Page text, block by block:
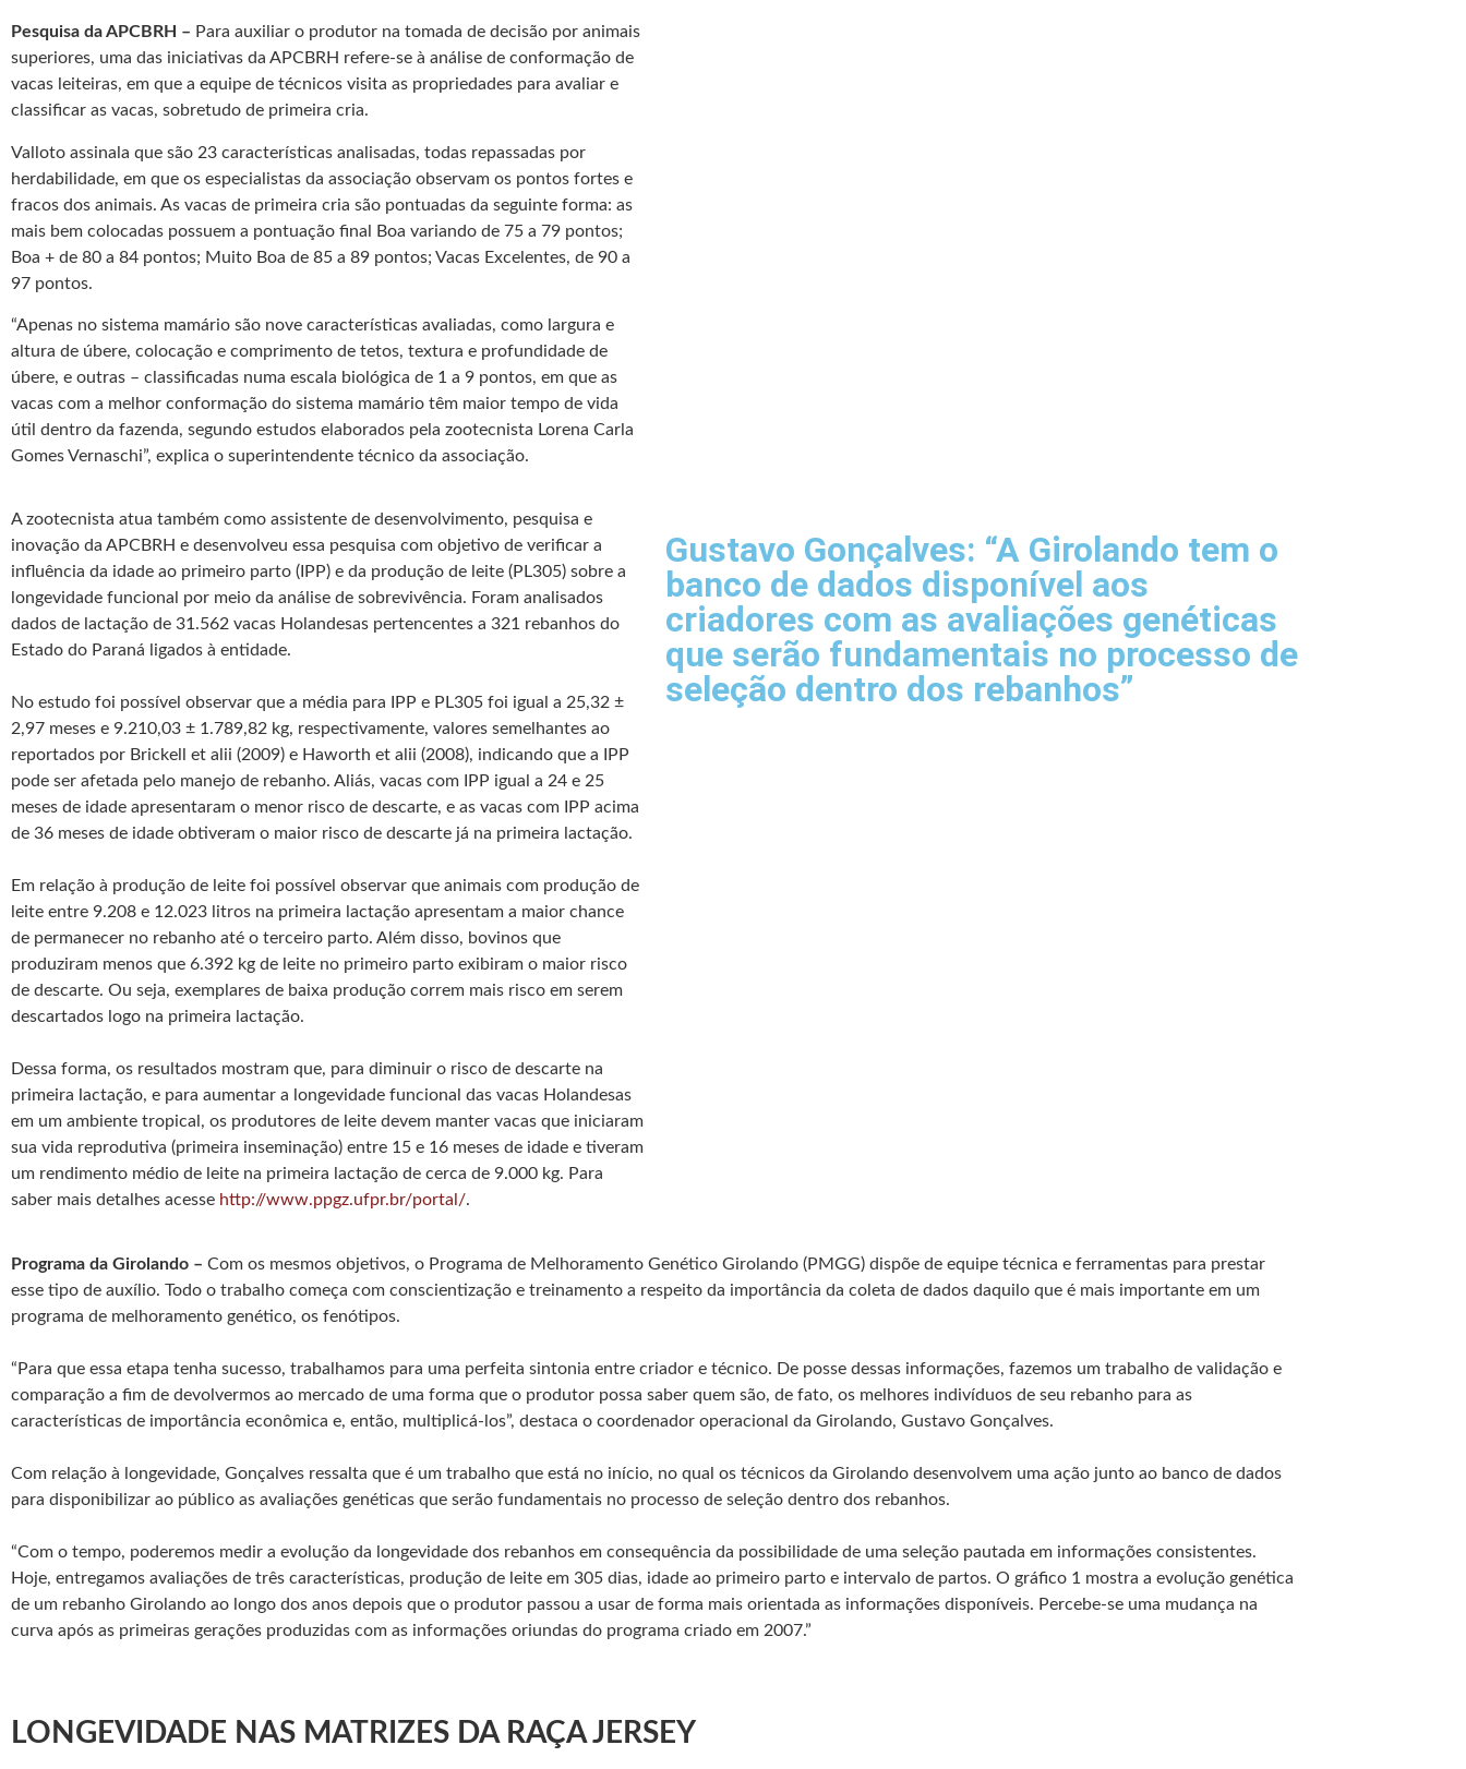
Pesquisa da APCBRH – Para auxiliar o produtor na tomada de decisão por animais
superiores, uma das iniciativas da APCBRH refere-se à análise de conformação de
vacas leiteiras, em que a equipe de técnicos visita as propriedades para avaliar e
classificar as vacas, sobretudo de primeira cria.
Valloto assinala que são 23 características analisadas, todas repassadas por
herdabilidade, em que os especialistas da associação observam os pontos fortes e
fracos dos animais. As vacas de primeira cria são pontuadas da seguinte forma: as
mais bem colocadas possuem a pontuação final Boa variando de 75 a 79 pontos;
Boa + de 80 a 84 pontos; Muito Boa de 85 a 89 pontos; Vacas Excelentes, de 90 a
97 pontos.
“Apenas no sistema mamário são nove características avaliadas, como largura e
altura de úbere, colocação e comprimento de tetos, textura e profundidade de
úbere, e outras – classificadas numa escala biológica de 1 a 9 pontos, em que as
vacas com a melhor conformação do sistema mamário têm maior tempo de vida
útil dentro da fazenda, segundo estudos elaborados pela zootecnista Lorena Carla
Gomes Vernaschi”, explica o superintendente técnico da associação.
A zootecnista atua também como assistente de desenvolvimento, pesquisa e
inovação da APCBRH e desenvolveu essa pesquisa com objetivo de verificar a
influência da idade ao primeiro parto (IPP) e da produção de leite (PL305) sobre a
longevidade funcional por meio da análise de sobrevivência. Foram analisados
dados de lactação de 31.562 vacas Holandesas pertencentes a 321 rebanhos do
Estado do Paraná ligados à entidade.
No estudo foi possível observar que a média para IPP e PL305 foi igual a 25,32 ±
2,97 meses e 9.210,03 ± 1.789,82 kg, respectivamente, valores semelhantes ao
reportados por Brickell et alii (2009) e Haworth et alii (2008), indicando que a IPP
pode ser afetada pelo manejo de rebanho. Aliás, vacas com IPP igual a 24 e 25
meses de idade apresentaram o menor risco de descarte, e as vacas com IPP acima
de 36 meses de idade obtiveram o maior risco de descarte já na primeira lactação.
Em relação à produção de leite foi possível observar que animais com produção de
leite entre 9.208 e 12.023 litros na primeira lactação apresentam a maior chance
de permanecer no rebanho até o terceiro parto. Além disso, bovinos que
produziram menos que 6.392 kg de leite no primeiro parto exibiram o maior risco
de descarte. Ou seja, exemplares de baixa produção correm mais risco em serem
descartados logo na primeira lactação.
Dessa forma, os resultados mostram que, para diminuir o risco de descarte na
primeira lactação, e para aumentar a longevidade funcional das vacas Holandesas
em um ambiente tropical, os produtores de leite devem manter vacas que iniciaram
sua vida reprodutiva (primeira inseminação) entre 15 e 16 meses de idade e tiveram
um rendimento médio de leite na primeira lactação de cerca de 9.000 kg. Para
saber mais detalhes acesse http://www.ppgz.ufpr.br/portal/.
Gustavo Gonçalves: “A Girolando tem o
banco de dados disponível aos
criadores com as avaliações genéticas
que serão fundamentais no processo de
seleção dentro dos rebanhos”
Programa da Girolando – Com os mesmos objetivos, o Programa de Melhoramento Genético Girolando (PMGG) dispõe de equipe técnica e ferramentas para prestar
esse tipo de auxílio. Todo o trabalho começa com conscientização e treinamento a respeito da importância da coleta de dados daquilo que é mais importante em um
programa de melhoramento genético, os fenótipos.
“Para que essa etapa tenha sucesso, trabalhamos para uma perfeita sintonia entre criador e técnico. De posse dessas informações, fazemos um trabalho de validação e
comparação a fim de devolvermos ao mercado de uma forma que o produtor possa saber quem são, de fato, os melhores indivíduos de seu rebanho para as
características de importância econômica e, então, multiplicá-los”, destaca o coordenador operacional da Girolando, Gustavo Gonçalves.
Com relação à longevidade, Gonçalves ressalta que é um trabalho que está no início, no qual os técnicos da Girolando desenvolvem uma ação junto ao banco de dados
para disponibilizar ao público as avaliações genéticas que serão fundamentais no processo de seleção dentro dos rebanhos.
“Com o tempo, poderemos medir a evolução da longevidade dos rebanhos em consequência da possibilidade de uma seleção pautada em informações consistentes.
Hoje, entregamos avaliações de três características, produção de leite em 305 dias, idade ao primeiro parto e intervalo de partos. O gráfico 1 mostra a evolução genética
de um rebanho Girolando ao longo dos anos depois que o produtor passou a usar de forma mais orientada as informações disponíveis. Percebe-se uma mudança na
curva após as primeiras gerações produzidas com as informações oriundas do programa criado em 2007.”
LONGEVIDADE NAS MATRIZES DA RAÇA JERSEY